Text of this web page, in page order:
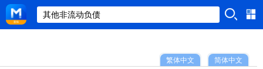
简体中文
繁体中文